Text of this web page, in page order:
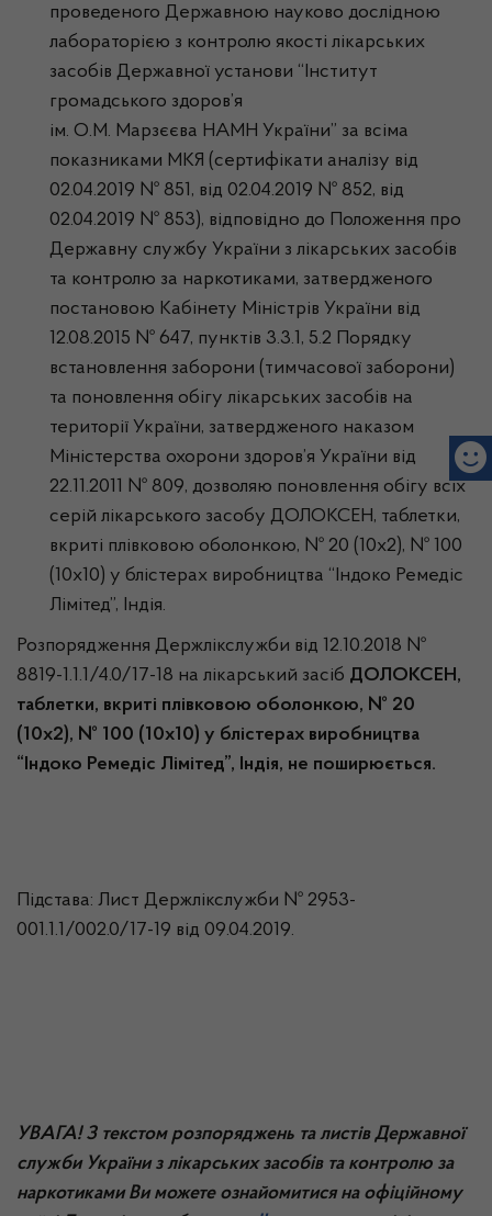
проведеного Державною науково дослідною
лабораторією з контролю якості лікарських
засобів Державної установи “Інститут
громадського здоров’я
ім. О.М. Марзєєва НАМН України” за всіма
показниками МКЯ (сертифікати аналізу від
02.04.2019 № 851, від 02.04.2019 № 852, від
02.04.2019 № 853), відповідно до Положення про
Державну службу України з лікарських засобів
та контролю за наркотиками, затвердженого
постановою Кабінету Міністрів України від
12.08.2015 № 647, пунктів 3.3.1, 5.2 Порядку
встановлення заборони (тимчасової заборони)
та поновлення обігу лікарських засобів на
території України, затвердженого наказом
Міністерства охорони здоров’я України від
22.11.2011 № 809, дозволяю поновлення обігу всіх
серій лікарського засобу ДОЛОКСЕН, таблетки,
вкриті плівковою оболонкою, № 20 (10х2), № 100
(10х10) у блістерах виробництва “Індоко Ремедіс
Лімітед”, Індія.
Розпорядження Держлікслужби від 12.10.2018 №
8819-1.1.1/4.0/17-18 на лікарський засіб ДОЛОКСЕН,
таблетки, вкриті плівковою оболонкою, № 20
(10х2), № 100 (10х10) у блістерах виробництва
“Індоко Ремедіс Лімітед”, Індія, не поширюється.
Підстава: Лист Держлікслужби № 2953-
001.1.1/002.0/17-19 від 09.04.2019.
УВАГА! З текстом розпоряджень та листів Державної
служби України з лікарських засобів та контролю за
наркотиками Ви можете ознайомитися на офіційному